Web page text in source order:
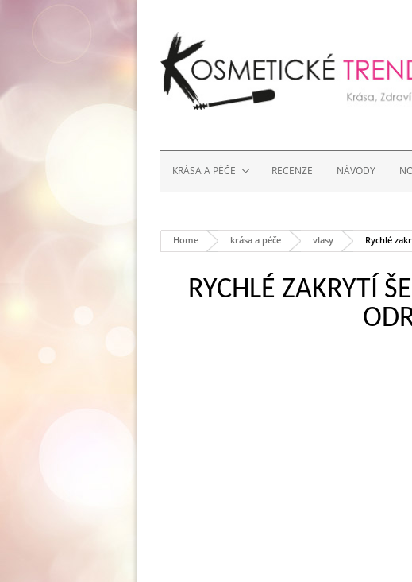
KRÁSA A PÉČE RECENZE NÁVODY
Home krása a péče vlasy Rychlé
RYCHLÉ ZAKRYTÍ